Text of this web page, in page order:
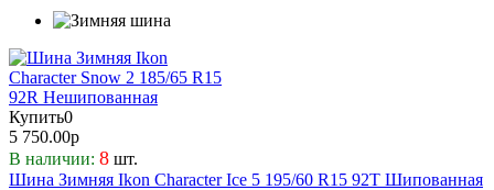
Купить0
5 750.00р
В наличии: 8 шт.
Шина Зимняя Ikon Character Ice 5 195/60 R15 92T Шипованная